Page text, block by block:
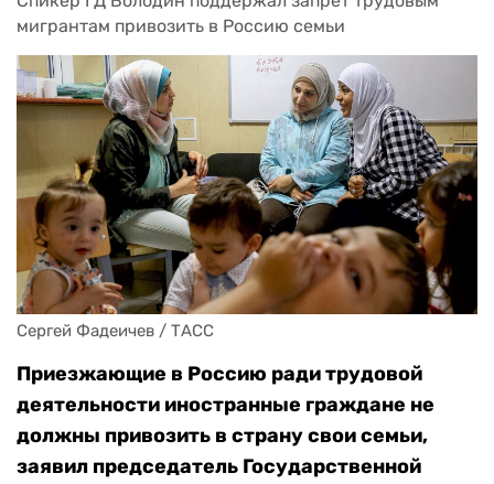
мигрантам привозить в Россию семьи
Сергей Фадеичев / ТАСС
Приезжающие в Россию ради трудовой
деятельности иностранные граждане не
должны привозить в страну свои семьи,
заявил председатель Государственной